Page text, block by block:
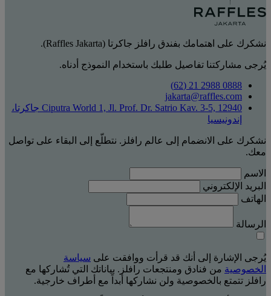
نشكرك على اهتمامك بفندق رافلز جاكرتا (Raffles Jakarta).
يُرجى مشاركتنا تفاصيل طلبك باستخدام النموذج أدناه.
0888 2988 21 (62)
jakarta@raffles.com
Ciputra World 1, Jl. Prof. Dr. Satrio Kav. 3-5, 12940 جاكرتا،
إندونيسيا
نشكرك على الانضمام إلى عالم رافلز. نتطلّع إلى البقاء على تواصل
معك.
الاسم
البريد الإلكتروني
الهاتف
الرسالة
يُرجى الإشارة إلى أنك قد قرأت ووافقت على سياسة
الخصوصية من فنادق ومنتجعات رافلز. بياناتك التي تُشاركها مع
رافلز تتمتع بالخصوصية ولن نشاركها أبداً مع أطراف خارجية.